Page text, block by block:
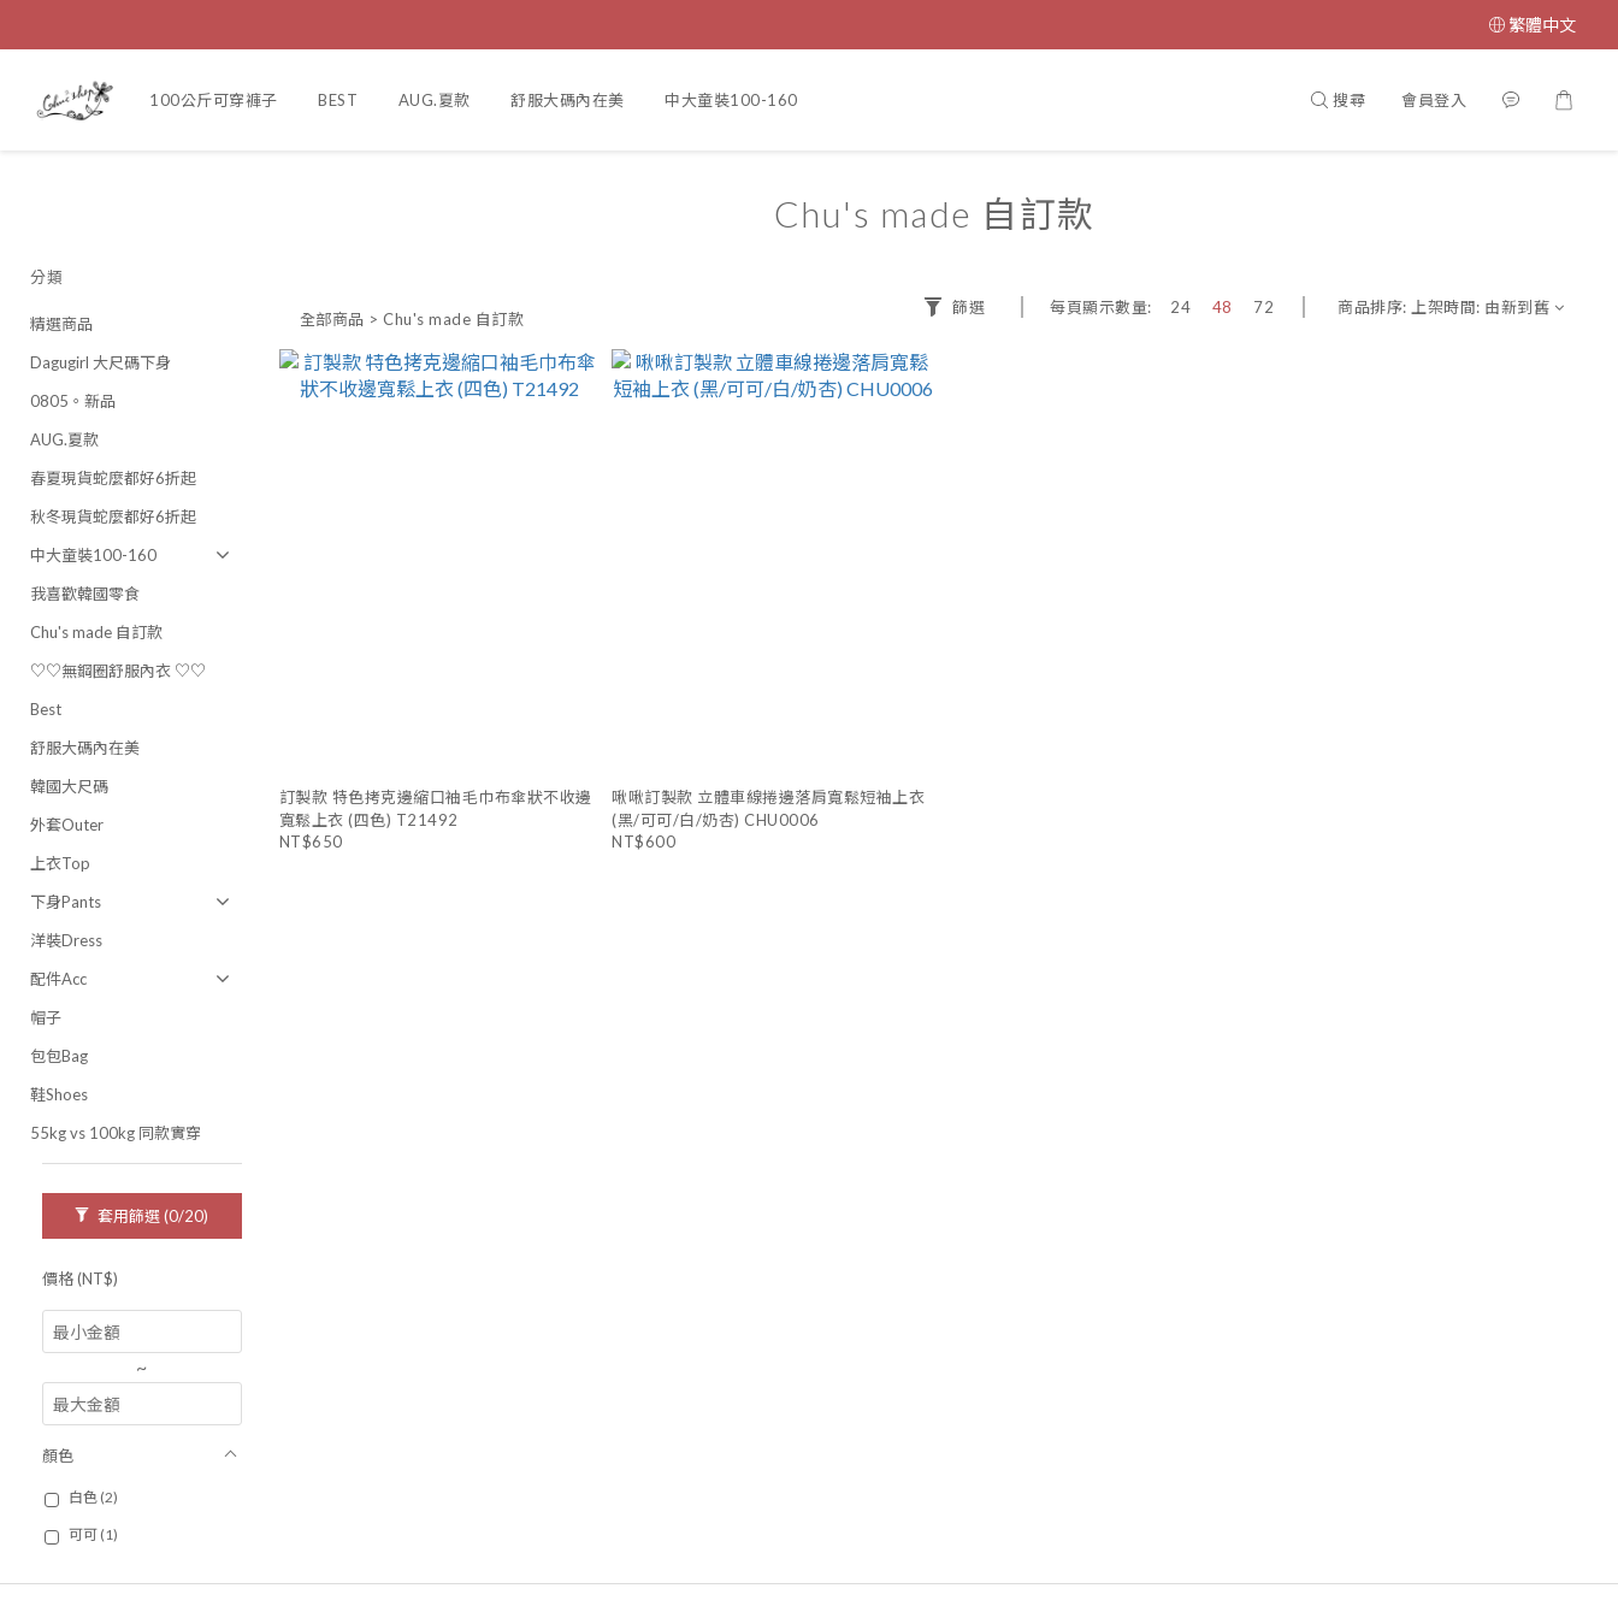
繁體中文
100公斤可穿褲子 BEST AUG.夏款 舒服大碼內在美 中大童裝100-160 搜尋 會員登入
分類
精選商品
Dagugirl 大尺碼下身
0805。新品
AUG.夏款
春夏現貨蛇麼都好6折起
秋冬現貨蛇麼都好6折起
中大童裝100-160
我喜歡韓國零食
Chu's made 自訂款
♡♡無鋼圈舒服內衣 ♡♡
Best
舒服大碼內在美
韓國大尺碼
外套Outer
上衣Top
下身Pants
洋裝Dress
配件Acc
帽子
包包Bag
鞋Shoes
55kg vs 100kg 同款實穿
套用篩選(0/20)
價格 (NT$)
~
顏色
白色 (2)
可可 (1)
Chu's made 自訂款
全部商品 >Chu's made 自訂款
篩選 每頁顯示數量: 24 48 72 商品排序: 上架時間: 由新到舊
訂製款 特色拷克邊縮口袖毛巾布傘狀不收邊
寬鬆上衣 (四色) T21492
NT$650
啾啾訂製款 立體車線捲邊落肩寬鬆短袖上衣
(黑/可可/白/奶杏) CHU0006
NT$600